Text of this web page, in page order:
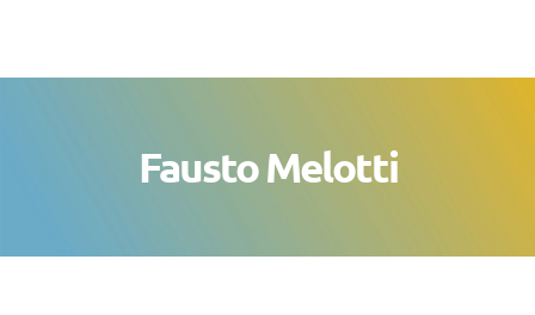
Fausto Melotti